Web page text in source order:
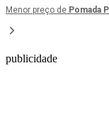
Menor preço de Pomada
publicidade